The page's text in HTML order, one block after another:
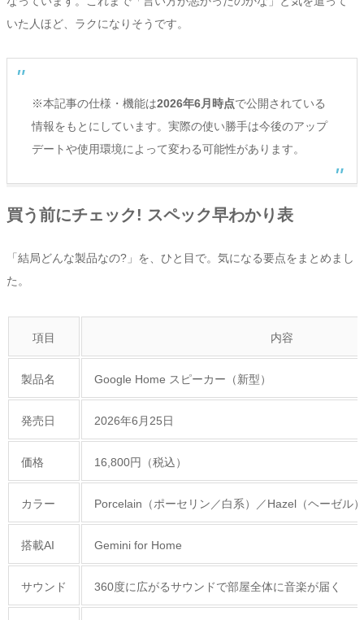
いた人ほど、ラクになりそうです。
※本記事の仕様・機能は2026年6月時点で公開されている
情報をもとにしています。実際の使い勝手は今後のアップ
デートや使用環境によって変わる可能性があります。
買う前にチェック! スペック早わかり表
「結局どんな製品なの?」を、ひと目で。気になる要点をまとめまし
た。
項目 内容
製品名 Google Home スピーカー（新型）
発売日 2026年6月25日
価格 16,800円（税込）
カラー Porcelain（ポーセリン／白系）／Hazel（ヘーゼル
搭載AI Gemini for Home
サウンド 360度に広がるサウンドで部屋全体に音楽が届く